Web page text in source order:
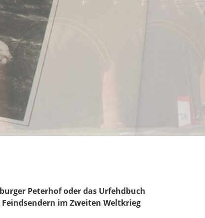
Peterhof oder das Urfehdbuch
im Zweiten Weltkrieg